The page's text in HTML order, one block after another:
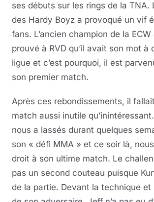
ses débuts sur les rings de la TNA.
des Hardy Boyz a provoqué un vif
fans. L’ancien champion de la ECW
prouvé à RVD qu’il avait son mot à
ligue et c’est pourquoi, il est
son premier match.
Après ces rebondissements, il
match aussi inutile
nous a lassés durant quelques
son « défi MMA » et ce soir là,
droit à son ultime match. Le
pas un second couteau puisque
de la partie. Devant la technique et